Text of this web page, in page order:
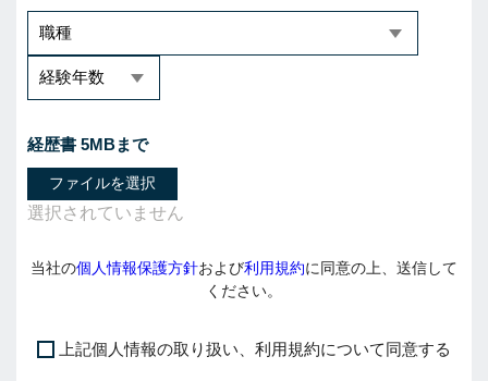
経歴書 5MBまで
ファイルを選択
当社の個人情報保護方針および利用規約に同意の上、送信して
ください。
上記個人情報の取り扱い、利用規約について同意する